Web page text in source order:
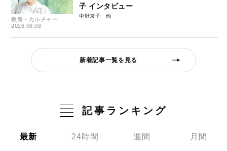
教養・カルチャー
2026.08.08
子 インタビュー
中野京子
新着記事一覧を見る
記事ランキング
最新 24時間 週間 月間